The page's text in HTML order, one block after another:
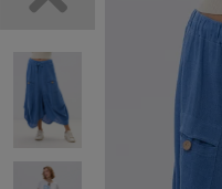
Sukienka Lniana Charllote Bloom